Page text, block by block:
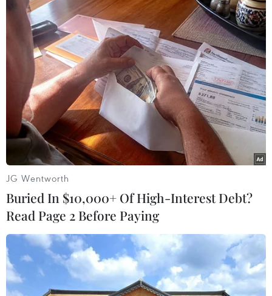
#Việt Nam-Campuchia
#Nhà Rông Gia Lai
Theo dõi VietnamPlus
TIN LIÊN QUAN
JG Wentworth
Buried In $10,000+ Of High-Interest Debt?
Read Page 2 Before Paying